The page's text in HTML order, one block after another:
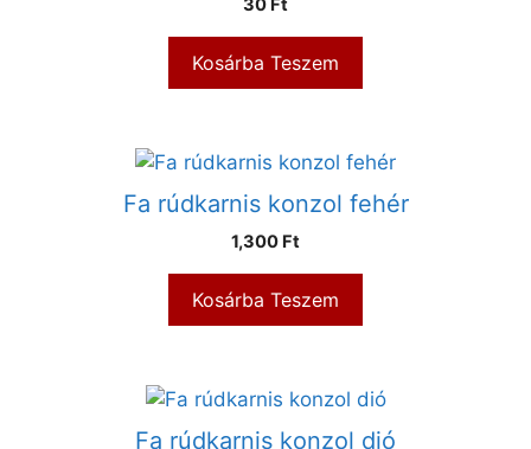
30 Ft
Kosárba Teszem
Fa rúdkarnis konzol fehér
1,300 Ft
Kosárba Teszem
Fa rúdkarnis konzol dió